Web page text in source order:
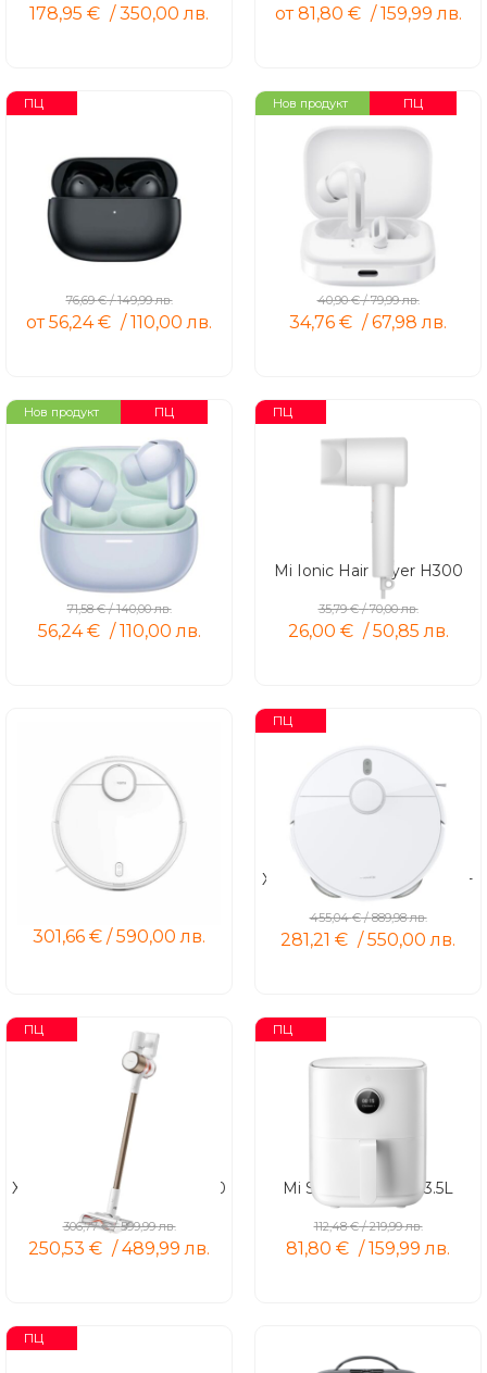
178,95 € /350,00лв. от81,80 € /159,99лв.
ПЦ
Redmi Buds 4 Pro
76,69€/149,99лв.
от56,24€ /110,00лв.
Нов продукт ПЦ
Redmi Buds 5
40,90€/79,99лв.
34,76 € /67,98лв.
Нов продукт ПЦ
Redmi Buds 5 Pro
71,58€/140,00лв.
56,24€ /110,00лв.
ПЦ
Mi Ionic Hair Dryer H300
35,79€/70,00лв.
26,00 € /50,85лв.
Xiaomi Robot Vacuum S10
301,66 € /590,00лв.
ПЦ
Xiaomi Robot Vacuum S10+
455,04€/889,98лв.
281,21 € /550,00лв.
ПЦ
Xiaomi Vacuum Cleaner G10
Plus
306,77€/599,99лв.
250,53 € /489,99лв.
ПЦ
Mi Smart Air Fryer 3.5L
112,48€/219,99лв.
81,80 € /159,99лв.
ПЦ